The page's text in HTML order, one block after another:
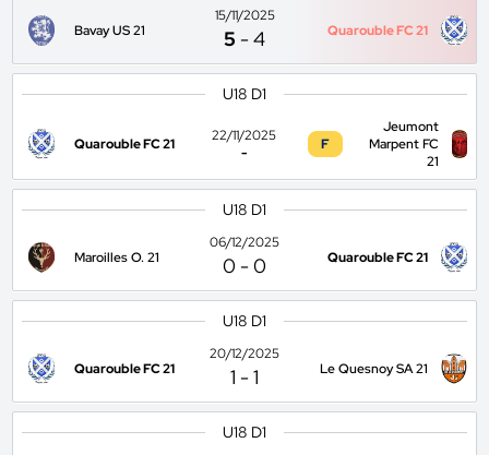
Bavay US 21
15/11/2025
5 -4 Quarouble FC 21
U18 D1
Quarouble FC 21
22/11/2025
-
F
Jeumont
Marpent FC
21
U18 D1
Maroilles O. 21
06/12/2025
0 -0 Quarouble FC 21
U18 D1
Quarouble FC 21
20/12/2025
1 -1 Le Quesnoy SA 21
U18 D1